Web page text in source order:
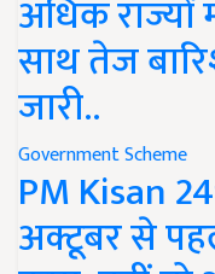
अधिक
साथ तेज
जारी..
Government Scheme
PM Kisan
अक्टूबर से